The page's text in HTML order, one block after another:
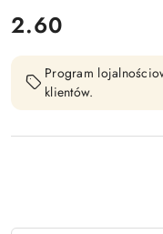
cena:
2.60
Program
klientów.